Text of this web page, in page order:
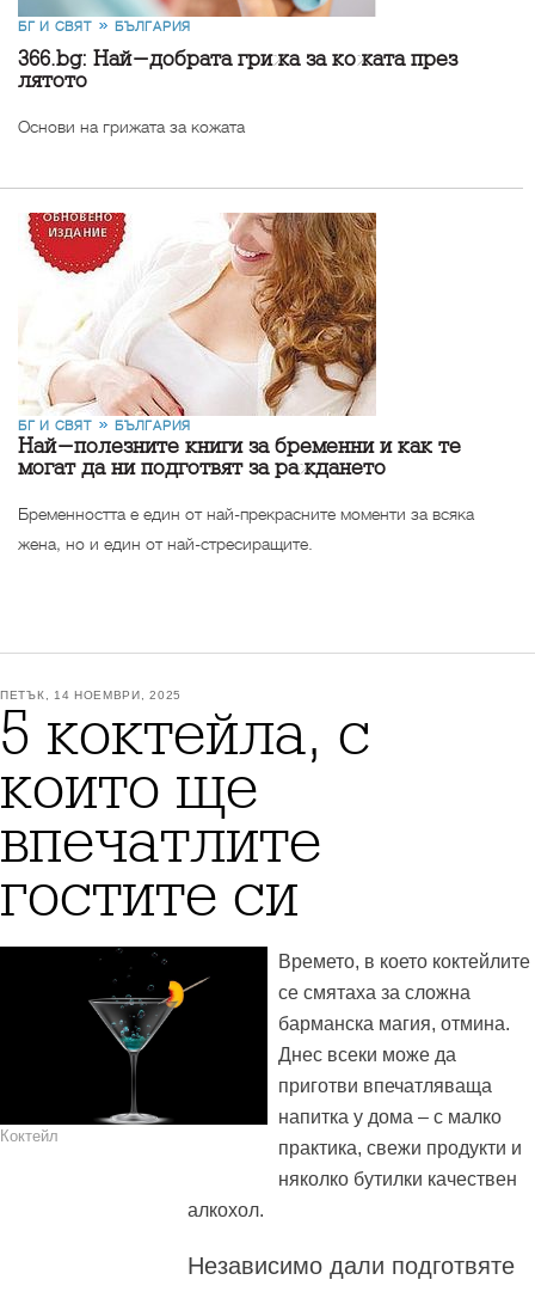
БГ И СВЯТ БЪЛГАРИЯ
366.bg: Най-добрата грижа за кожата през
лятото
Основи на грижата за кожата
БГ И СВЯТ БЪЛГАРИЯ
Най-полезните книги за бременни и как те
могат да ни подготвят за раждането
Бременността е един от най-прекрасните моменти за всяка
жена, но и един от най-стресиращите.
ПЕТЪК, 14 НОЕМВРИ, 2025
5 коктейла, с
които ще
впечатлите
гостите си
Коктейл
Времето, в което коктейлите
се смятаха за сложна
барманска магия, отмина.
Днес всеки може да
приготви впечатляваща
напитка у дома – с малко
практика, свежи продукти и
няколко бутилки качествен
алкохол.
Независимо дали подготвяте